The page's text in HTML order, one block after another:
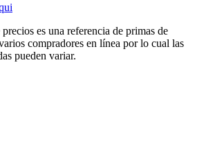
es una referencia de primas de
compradores en línea por lo cual las
pueden variar.